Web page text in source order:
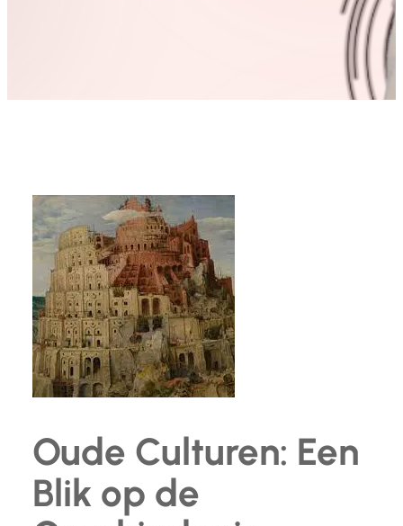
Oude Culturen: Een
Blik op de